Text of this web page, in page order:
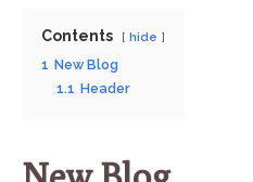
Contents hide
1 New Blog
1.1 Header